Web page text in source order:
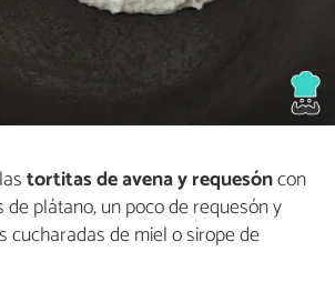
tortitas de avena y requesóncon
de plátano, un poco de requesón y
cucharadas de miel o sirope de